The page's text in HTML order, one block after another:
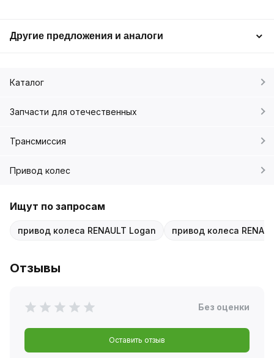
Другие предложения и аналоги
Каталог
Запчасти для отечественных
Трансмиссия
Привод колес
Ищут по запросам
привод колеса RENAULT Logan привод колеса
Отзывы
Без оценки
Оставить отзыв